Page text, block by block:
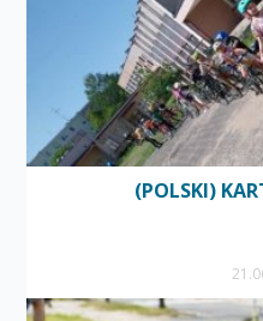
(POLSKI)